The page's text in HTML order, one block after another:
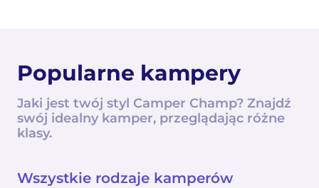
Popularne kampery
Jaki jest twój styl Camper Champ? Znajdź
swój idealny kamper, przeglądając różne
klasy.
Wszystkie rodzaje kamperów